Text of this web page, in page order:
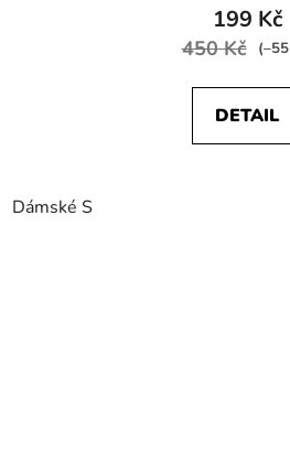
199 Kč
450 Kč
DETAIL
Dámské S